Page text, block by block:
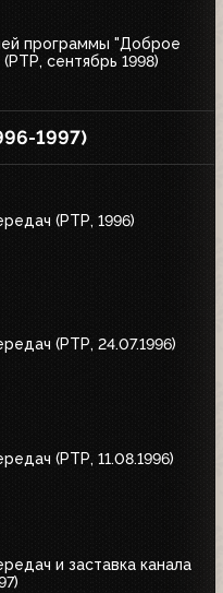
программы "Доброе
сентябрь 1998)
1997)
(РТР, 1996)
(РТР, 24.07.1996)
(РТР, 11.08.1996)
и заставка канала